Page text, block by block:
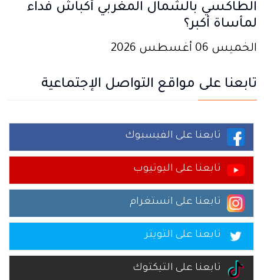
الطاكسي بالشمال المغربي أكباش فداء
لمأساة أكبر؟
الخميس 06 أغسطس 2026
تابعنا على مواقع التواصل الإجتماعية
تابعنا على الفيسبوك
تابعنا على اليوتيوب
تابعنا على انستغرام
تابعنا على التويتر
تابعنا على التيكتوك